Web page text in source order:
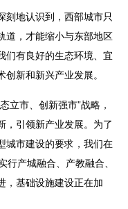
地认识到，西部城市只
道，才能缩小与东部地区
们有良好的生态环境、宜
新和新兴产业发展。
市、创新强市”战略，
，引领新产业发展。为了
城市建设的要求，我们在
产城融合、产教融合、
，基础设施建设正在加